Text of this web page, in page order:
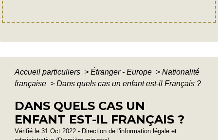
Accueil particuliers > Étranger - Europe > Nationalité
française > Dans quels cas un enfant est-il Français ?
DANS QUELS CAS UN
ENFANT EST-IL FRANÇAIS ?
Vérifié le 31 Oct 2022 - Direction de l'information légale et